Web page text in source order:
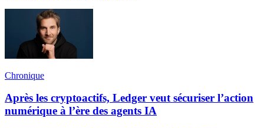
Chronique
Après les cryptoactifs, Ledger veut sécuriser l’action
numérique à l’ère des agents IA